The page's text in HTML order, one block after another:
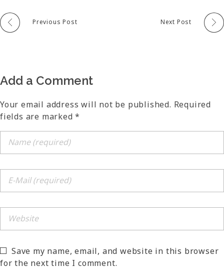
Previous Post Next Post
Add a Comment
Your email address will not be published. Required
fields are marked *
Save my name, email, and website in this browser
for the next time I comment.